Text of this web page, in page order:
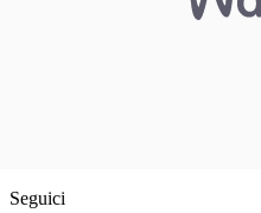
Seguici